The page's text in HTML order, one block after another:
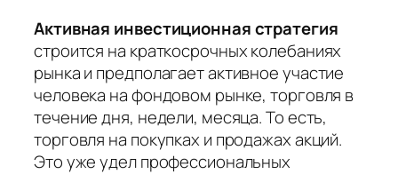
Активная инвестиционная стратегия
строится на краткосрочных колебаниях
рынка и предполагает активное участие
человека на фондовом рынке, торговля в
течение дня, недели, месяца. То есть,
торговля на покупках и продажах акций.
Это уже удел профессиональных